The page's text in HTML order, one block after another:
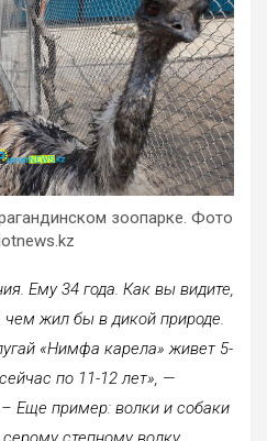
зоопарке. Фото
Ему 34 года. Как вы видите,
жил бы в дикой природе.
«Нимфа карела» живет 5-
по 11-12 лет», —
Еще пример: волки и собаки